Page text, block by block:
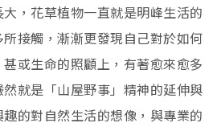
，花草植物一直就是明峰生活的
接觸，漸漸更發現自己對於如何
或生命的照顧上，有著愈來愈多
就是「山屋野事」精神的延伸與
的對自然生活的想像，與專業的